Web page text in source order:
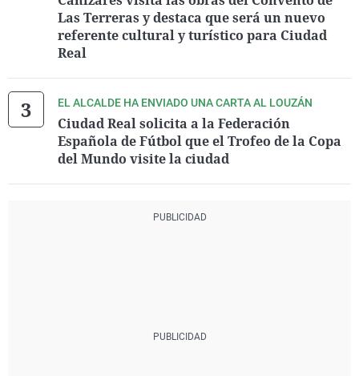
Las Terreras y destaca que será un nuevo
referente cultural y turístico para Ciudad
Real
EL ALCALDE HA ENVIADO UNA CARTA AL LOUZÁN
Ciudad Real solicita a la Federación
Española de Fútbol que el Trofeo de la Copa
del Mundo visite la ciudad